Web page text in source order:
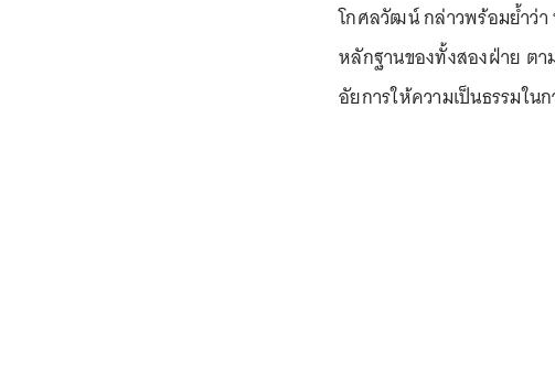
โกศลวัฒน์ กล่าวพร้อมย้ำว่
หลักฐานของทั้งสองฝ่าย ต
อัยการให้ความเป็นธรรมใ